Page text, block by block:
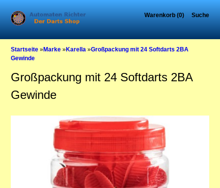
Warenkorb (0) Suche
Startseite »Marke »Karella »Großpackung mit 24 Softdarts 2BA
Gewinde
Großpackung mit 24 Softdarts 2BA
Gewinde